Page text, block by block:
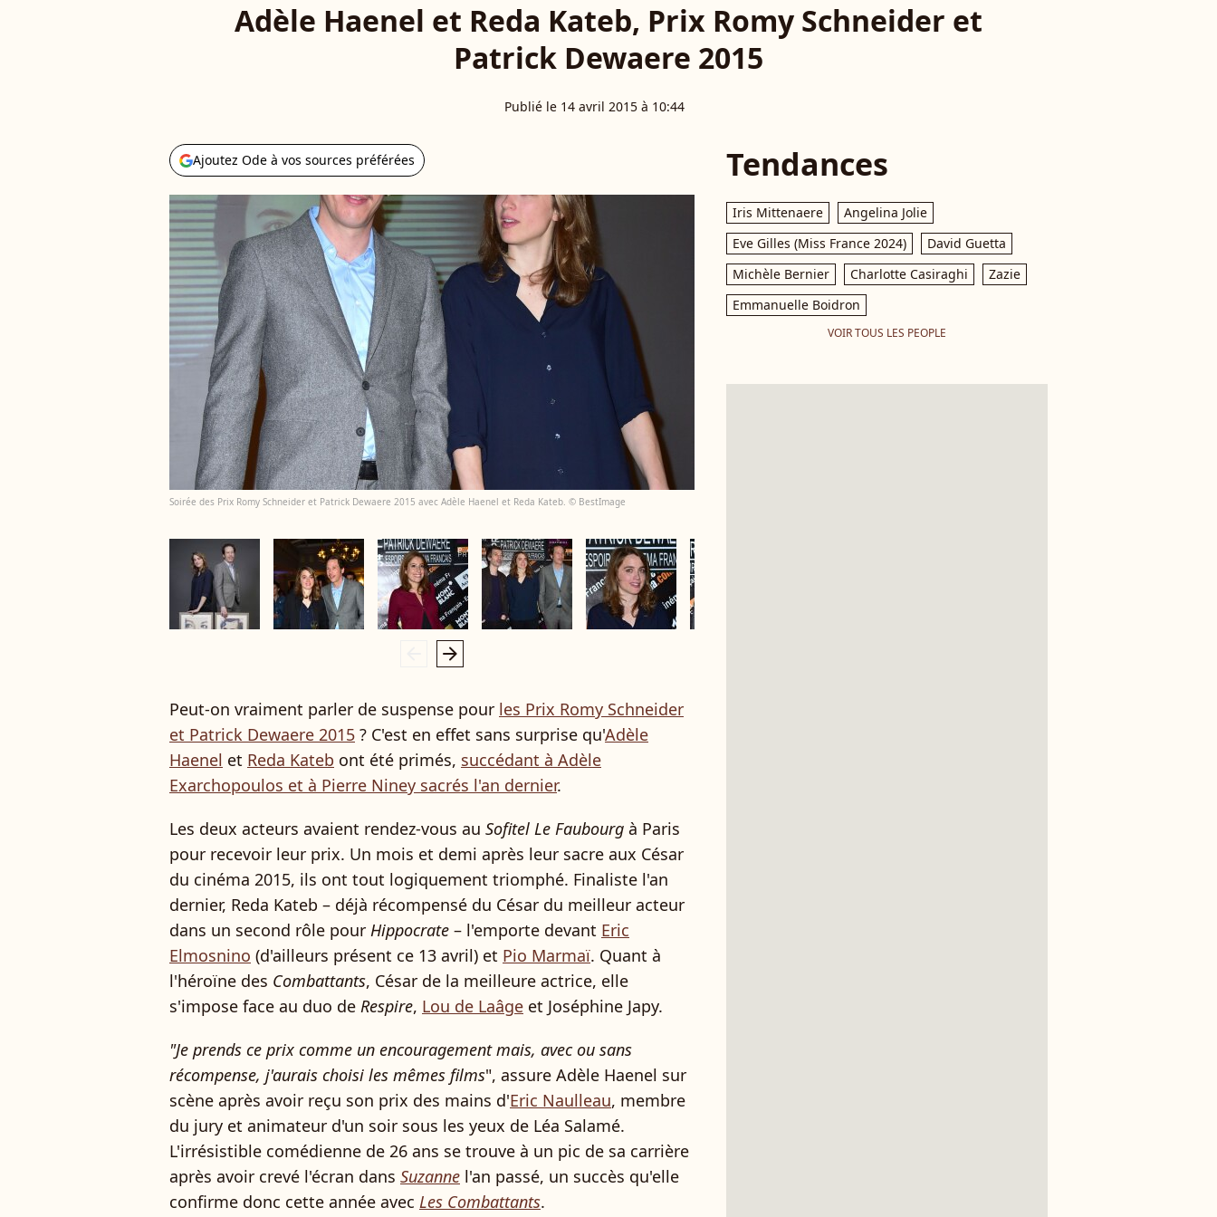
Adèle Haenel et Reda Kateb, Prix Romy Schneider et
Patrick Dewaere 2015
Publié le 14 avril 2015 à 10:44
Ajoutez Ode à vos sources préférées
Soirée des Prix Romy Schneider et Patrick Dewaere 2015 avec Adèle Haenel et Reda Kateb. © BestImage
arrow_right
Peut-on vraiment parler de suspense pour les Prix Romy Schneider
et Patrick Dewaere 2015 ? C'est en effet sans surprise qu'Adèle
Haenel et Reda Kateb ont été primés, succédant à Adèle
Exarchopoulos et à Pierre Niney sacrés l'an dernier.
Les deux acteurs avaient rendez-vous au Sofitel Le Faubourg à Paris
pour recevoir leur prix. Un mois et demi après leur sacre aux César
du cinéma 2015, ils ont tout logiquement triomphé. Finaliste l'an
dernier, Reda Kateb – déjà récompensé du César du meilleur acteur
dans un second rôle pour Hippocrate – l'emporte devant Eric
Elmosnino (d'ailleurs présent ce 13 avril) et Pio Marmaï. Quant à
l'héroïne des Combattants, César de la meilleure actrice, elle
s'impose face au duo de Respire, Lou de Laâge et Joséphine Japy.
"Je prends ce prix comme un encouragement mais, avec ou sans
récompense, j'aurais choisi les mêmes films", assure Adèle Haenel sur
scène après avoir reçu son prix des mains d'Eric Naulleau, membre
du jury et animateur d'un soir sous les yeux de Léa Salamé.
L'irrésistible comédienne de 26 ans se trouve à un pic de sa carrière
après avoir crevé l'écran dans Suzanne l'an passé, un succès qu'elle
confirme donc cette année avec Les Combattants.
Tendances
Iris Mittenaere
Angelina Jolie
Eve Gilles (Miss France 2024)
David Guetta
Michèle Bernier
Charlotte Casiraghi
Zazie
Emmanuelle Boidron
VOIR TOUS LES PEOPLE